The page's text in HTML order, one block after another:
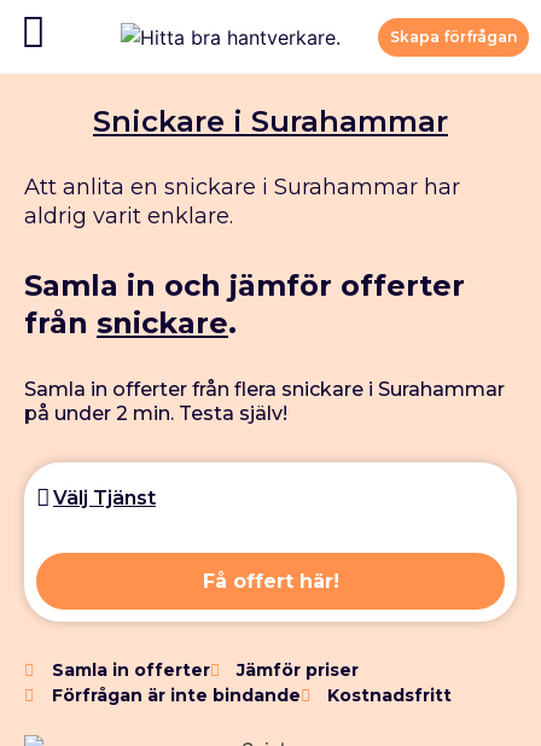
Skapa förfrågan
Snickare i Surahammar
Att anlita en snickare i Surahammar har
aldrig varit enklare.
Samla in och jämför offerter
från snickare.
Samla in offerter från flera snickare i Surahammar
på under 2 min. Testa själv!
Få offert här!
Samla in offerter
Jämför priser
Förfrågan är inte bindande
Kostnadsfritt